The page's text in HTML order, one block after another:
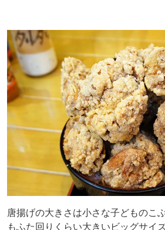
唐揚げの大きさは小さな子どものこ
もふた回りくらい大きいビッグサイ